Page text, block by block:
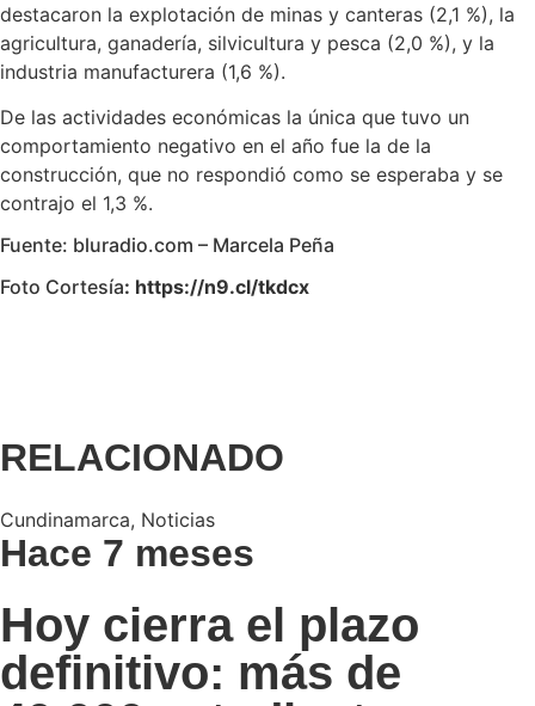
destacaron la explotación de minas y canteras (2,1 %), la
agricultura, ganadería, silvicultura y pesca (2,0 %), y la
industria manufacturera (1,6 %).
De las actividades económicas la única que tuvo un
comportamiento negativo en el año fue la de la
construcción, que no respondió como se esperaba y se
contrajo el 1,3 %.
Fuente: bluradio.com – Marcela Peña
Foto Cortesía: https://n9.cl/tkdcx
RELACIONADO
Cundinamarca, Noticias
Hace 7 meses
Hoy cierra el plazo
definitivo: más de